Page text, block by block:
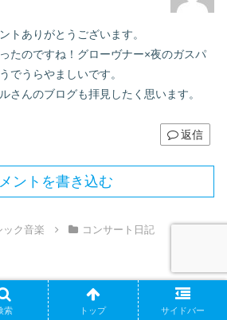
トありがとうございます。
たのですね！グローヴナー×夜のガスパ
でうらやましいです。
さんのブログも拝見したく思います。
返信
ントを書き込む
ック音楽 コンサート日記
索 トップ サイドバー